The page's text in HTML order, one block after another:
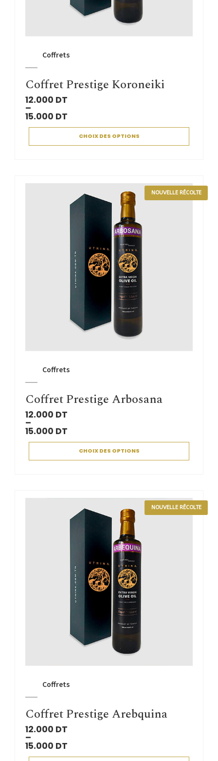
Coffrets
Coffret Prestige Koroneiki
12.000 DT
–
15.000 DT
CHOIX DES OPTIONS
NOUVELLE RÉCOLTE
Coffrets
Coffret Prestige Arbosana
12.000 DT
–
15.000 DT
CHOIX DES OPTIONS
NOUVELLE RÉCOLTE
Coffrets
Coffret Prestige Arebquina
12.000 DT
–
15.000 DT